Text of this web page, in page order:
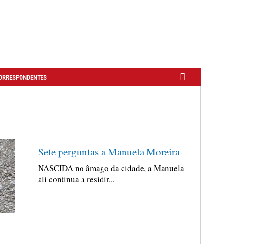
Sete perguntas a Manuela Moreira
NASCIDA no âmago da cidade, a Manuela
ali continua a residir...